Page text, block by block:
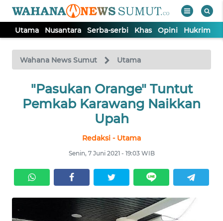
Utama Nusantara Serba-serbi Khas Opini Hukrim
Wahana News Sumut Utama
"Pasukan Orange" Tuntut
Pemkab Karawang Naikkan
Upah
Redaksi - Utama
Senin, 7 Juni 2021 - 19:03 WIB
TV
Tutup
UTAMA
KHAS
OPINI